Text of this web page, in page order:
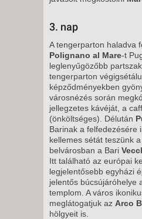
3. nap
A tengerparton haladva
Polignano al Mare-t
leglenyűgözőbb
tengerparton
képződményekben
városnézés során
jellegzetes kávéját, a
(önköltséges). Délután
Barinak a felfedezésére
kellemes sétát teszünk
belvárosban a Bari
Itt található az európai
legjelentősebb egyházi
jelentős búcsújáróhelye
templom. A város
meglátogatjuk az Arco
hölgyeit is.